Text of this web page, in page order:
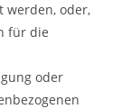
werden, oder,
für die
oder